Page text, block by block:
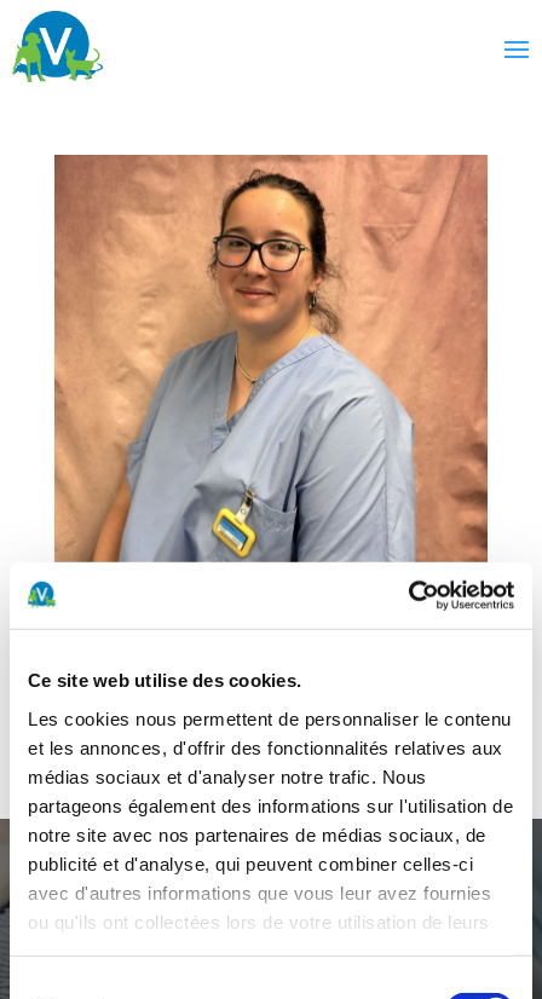
Ce site web utilise des cookies.
Les cookies nous permettent de personnaliser le contenu
et les annonces, d'offrir des fonctionnalités relatives aux
médias sociaux et d'analyser notre trafic. Nous
partageons également des informations sur l'utilisation de
notre site avec nos partenaires de médias sociaux, de
publicité et d'analyse, qui peuvent combiner celles-ci
avec d'autres informations que vous leur avez fournies
ou qu'ils ont collectées lors de votre utilisation de leurs
Sélection
ElyseAlbertoni
Rôle : AMV
Services : Radiologie / Imagerie
Technicienne en radiologie médicale
Un service d’urgences ouvert 24h/24 et 7j/7